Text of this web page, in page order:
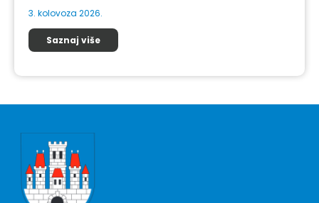
3. kolovoza 2026.
Saznaj više